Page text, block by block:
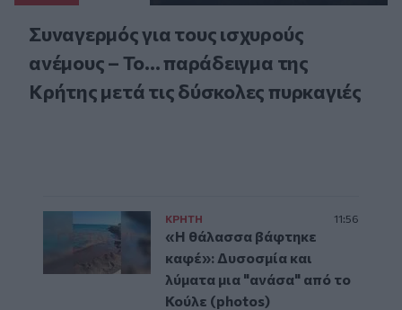
Συναγερμός για τους ισχυρούς
ανέμους – Το... παράδειγμα της
Κρήτης μετά τις δύσκολες πυρκαγιές
ΚΡΗΤΗ 11:56
«Η θάλασσα βάφτηκε
καφέ»: Δυσοσμία και
λύματα μια "ανάσα" από το
Κούλε (photos)